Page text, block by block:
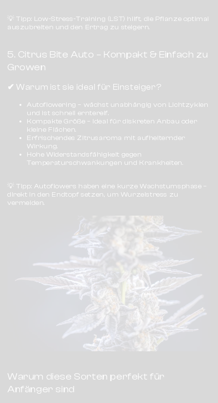
💡 Tipp: Low-Stress-Training (LST) hilft, die Pflanze optimal
auszubreiten und den Ertrag zu steigern.
5. Citrus Bite Auto – Kompakt & Einfach zu
Growen
✔ Warum ist sie ideal für Einsteiger?
Autoflowering – wächst unabhängig von Lichtzyklen
und ist schnell erntereif.
Kompakte Größe – ideal für diskreten Anbau oder
kleine Flächen.
Erfrischendes Zitrusaroma mit aufheiternder
Wirkung.
Hohe Widerstandsfähigkeit gegen
Temperaturschwankungen und Krankheiten.
💡 Tipp: Autoflowers haben eine kurze Wachstumsphase –
direkt in den Endtopf setzen, um Wurzelstress zu
vermeiden.
Warum diese Sorten perfekt für
Anfänger sind